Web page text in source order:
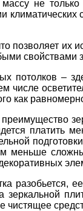
не
позволяет их
свойствами
потолков –
числе
как
платить
разобьется,
зеркальной
чистящее